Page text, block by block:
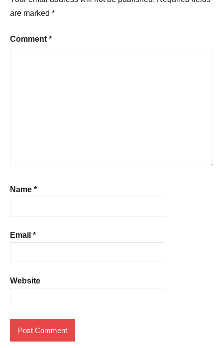
are marked *
Comment *
Name *
Email *
Website